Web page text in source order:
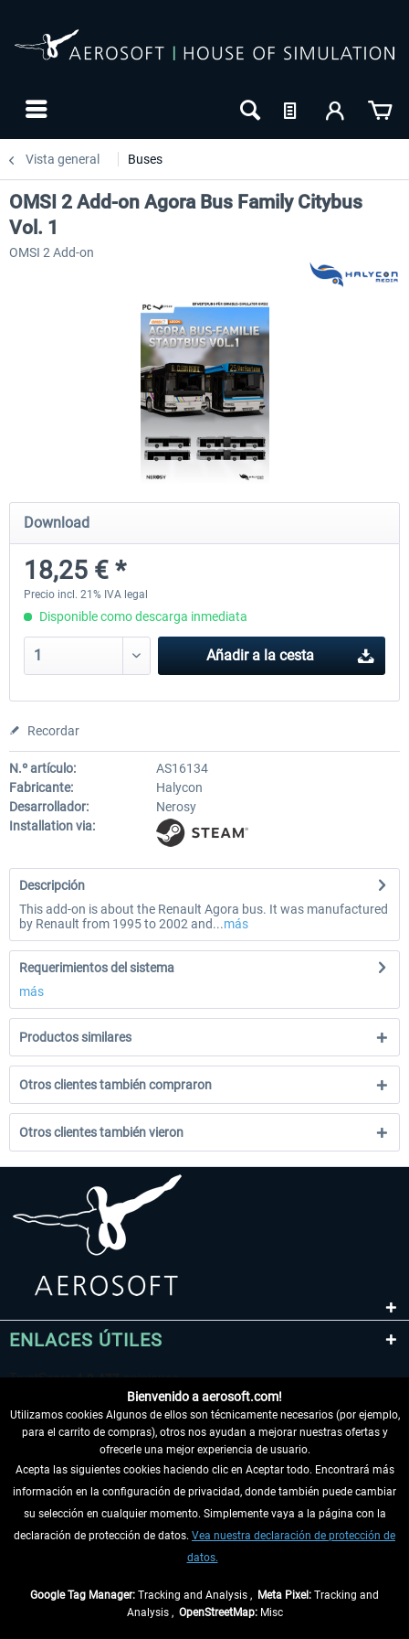
Vista general Buses
OMSI 2 Add-on Valiant Citybus 7700
Hybrid
OMSI 2 Add-on IVECO Bus
Low Entry Buses
OMSI 2 Add-on Agora Bus Family Citybus
Vol. 1
OMSI 2 Add-on
Download
18,25 € *
Precio incl. 21% IVA legal
Disponible como descarga inmediata
Añadir a la cesta
Recordar
N.º artículo:
AS16134
Fabricante:
Halycon
Desarrollador:
Nerosy
Installation via:
Descripción
This add-on is about the Renault Agora bus. It was manufactured
by Renault from 1995 to 2002 and...más
Requerimientos del sistema
más
Productos similares
Otros clientes también compraron
Otros clientes también vieron
ENLACES ÚTILES
DESISTIR DEL CONTRATO
INFORMACIÓN
Bienvenido a aerosoft.com!
Utilizamos cookies Algunos de ellos son técnicamente necesarios (por ejemplo,
para el carrito de compras), otros nos ayudan a mejorar nuestras ofertas y
ofrecerle una mejor experiencia de usuario.
Acepta las siguientes cookies haciendo clic en Aceptar todo. Encontrará más
información en la configuración de privacidad, donde también puede cambiar
su selección en cualquier momento. Simplemente vaya a la página con la
declaración de protección de datos. Vea nuestra declaración de protección de
datos.
Google Tag Manager: Tracking and Analysis , Meta Pixel: Tracking and
Analysis , OpenStreetMap:Misc